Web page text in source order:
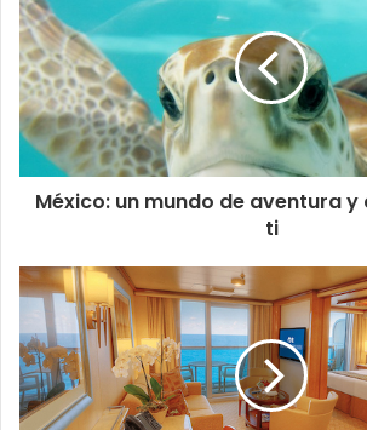
México: un mundo de aventura
ti